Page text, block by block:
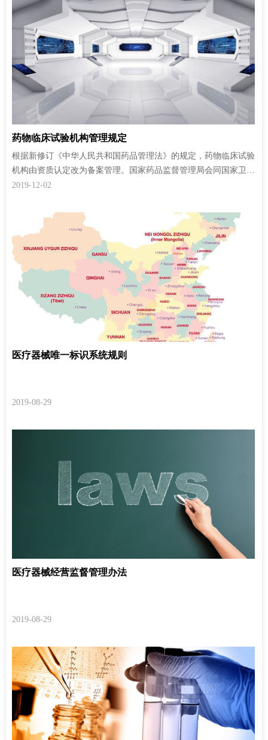
药物临床试验机构管理规定
根据新修订《中华人民共和国药品管理法》的规定，药物临床试验
机构由资质认定改为备案管理。国家药品监督管理局会同国家卫生
健康委员会制定《药物临床试验机构管理规定》，现予发布，自
2019-12-02
医疗器械唯一标识系统规则
2019-08-29
医疗器械经营监督管理办法
2019-08-29